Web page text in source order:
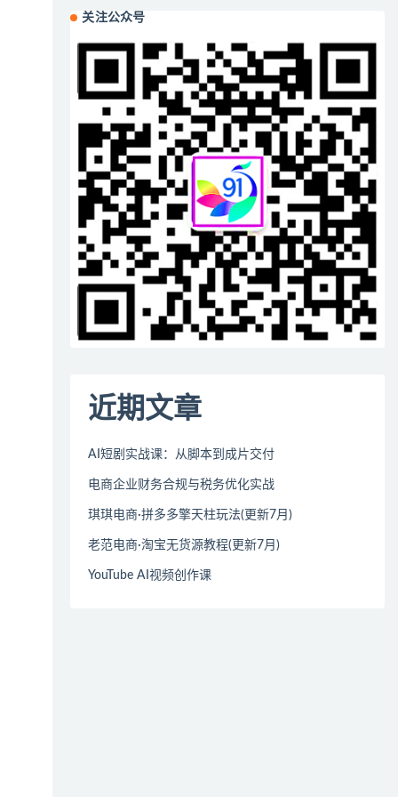
关注公众号
近期文章
AI短剧实战课：从脚本到成片交付
电商企业财务合规与税务优化实战
琪琪电商·拼多多擎天柱玩法(更新7月)
老范电商·淘宝无货源教程(更新7月)
YouTube AI视频创作课